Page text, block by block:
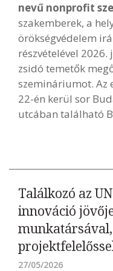
nevű nonprofit
szakemberek, a
örökségvédelem
részvételével
zsidó temetők
szemináriumot. Az
22-én kerül sor
utcában található
Találkozó az
innováció
27/05/2026